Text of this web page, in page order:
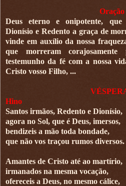
Oração
Deus eterno e onipotente, que
Dionísio e Redento a graça de
vinde em auxílio da nossa
que morreram
testemunho da fé com a nossa
Cristo vosso Filho, ...
Hino
Santos irmãos, Redento e Dionísio,
agora no Sol, que é Deus, imersos,
bendizeis a mão toda bondade,
que não vos traçou rumos diversos.
Amantes de Cristo até ao martírio,
irmanados na mesma vocação,
ofereceis a Deus, no mesmo cálice,